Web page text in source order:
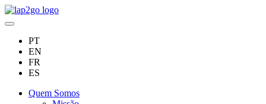
PT
EN
FR
ES
Quem Somos